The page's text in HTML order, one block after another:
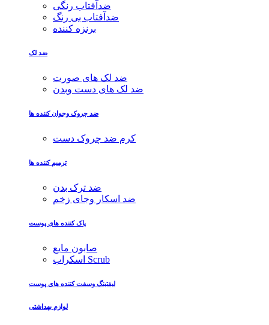
ضدآفتاب رنگی
ضدآفتاب بی رنگ
برنزه کننده
ضد لک
ضد لک های صورت
ضد لک های دست وبدن
ضد چروک وجوان کننده ها
کرم ضد چروک دست
ترمیم کننده ها
ضد ترک بدن
ضد اسکار وجای زخم
پاک کننده های پوست
صابون مایع
اسکراب Scrub
لیفتینگ وسفت کننده های پوست
لوازم بهداشتی